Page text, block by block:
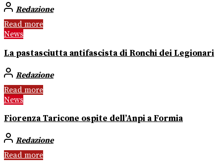
Redazione
Read more
News
La pastasciutta antifascista di Ronchi dei Legionari
Redazione
Read more
News
Fiorenza Taricone ospite dell’Anpi a Formia
Redazione
Read more